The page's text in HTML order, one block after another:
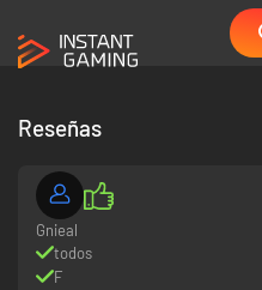
Reseñas
Gnieal
todos
F